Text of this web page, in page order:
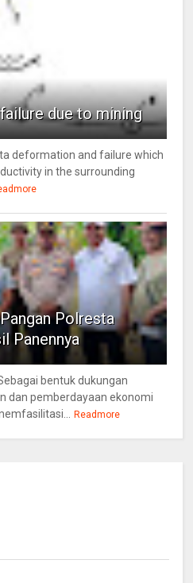
due to mining
deformation and failure which
in the surrounding
Polresta
Panennya
bentuk dukungan
dan pemberdayaan ekonomi
Readmore